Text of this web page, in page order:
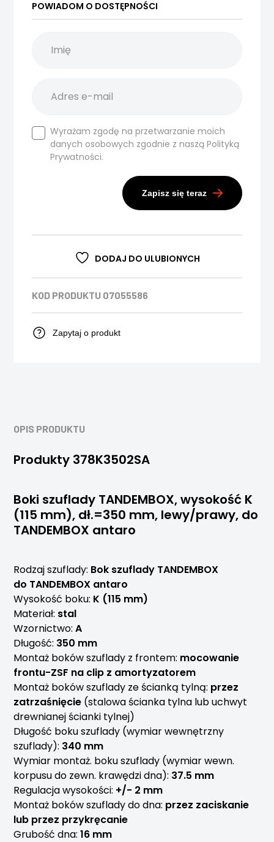
POWIADOM O DOSTĘPNOŚCI
Wyrażam zgodę na przetwarzanie moich
danych osobowych zgodnie z nasząPolityką
Prywatności.
Zapisz się teraz
DODAJ DO ULUBIONYCH
KOD PRODUKTU 07055586
Zapytaj o produkt
OPIS PRODUKTU
Produkty 378K3502SA
Boki szuflady TANDEMBOX, wysokość K
(115 mm), dł.=350 mm, lewy/prawy, do
TANDEMBOX antaro
Rodzaj szuflady: Bok szuflady TANDEMBOX
do TANDEMBOX antaro
Wysokość boku: K (115 mm)
Materiał: stal
Wzornictwo: A
Długość: 350 mm
Montaż boków szuflady z frontem: mocowanie
frontu-ZSF na clip z amortyzatorem
Montaż boków szuflady ze ścianką tylną: przez
zatrzaśnięcie (stalowa ścianka tylna lub uchwyt
drewnianej ścianki tylnej)
Długość boku szuflady (wymiar wewnętrzny
szuflady): 340 mm
Wymiar montaż. boku szuflady (wymiar wewn.
korpusu do zewn. krawędzi dna): 37.5 mm
Regulacja wysokości: +/- 2 mm
Montaż boków szuflady do dna: przez zaciskanie
lub przez przykręcanie
Grubość dna:16 mm